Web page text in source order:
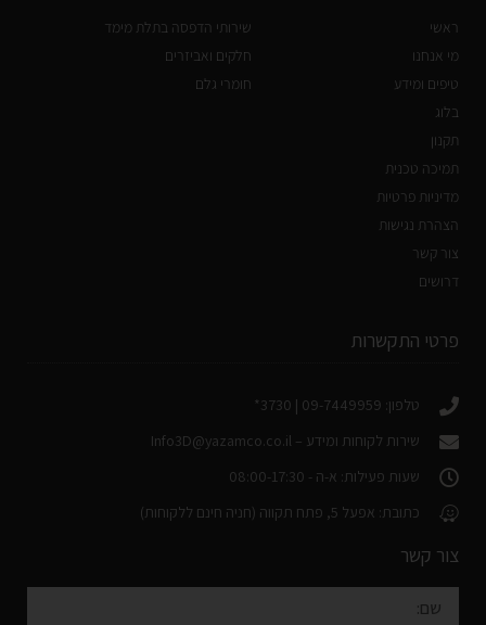
ראשי
מי אנחנו
טיפים ומידע
בלוג
תקנון
תמיכה טכנית
מדיניות פרטיות
הצהרת נגישות
צור קשר
דרושים
שירותי הדפסה בתלת מימד
חלקים ואביזרים
חומרי גלם
פרטי התקשרות
טלפון: 09-7449959 | 3730*
שירות לקוחות ומידע – Info3D@yazamco.co.il
שעות פעילות: א-ה - 08:00-17:30
כתובת: אפעל 5, פתח תקווה (חניה חינם ללקוחות)
צור קשר